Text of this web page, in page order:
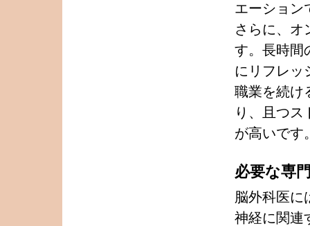
エーショ
さらに、オ
す。長時間
にリフレッ
職業を続け
り、且つ
が高いです
必要な専
脳外科医に
神経に関連